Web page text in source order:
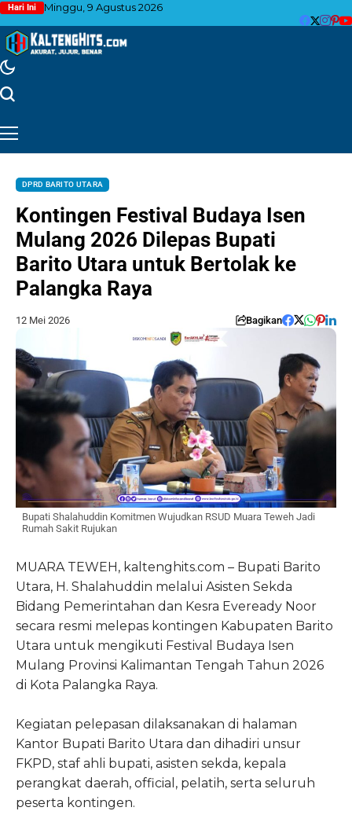
Hari Ini Minggu, 9 Agustus 2026
DPRD BARITO UTARA
Kontingen Festival Budaya Isen
Mulang 2026 Dilepas Bupati
Barito Utara untuk Bertolak ke
Palangka Raya
12 Mei 2026 Bagikan
Bupati Shalahuddin Komitmen Wujudkan RSUD Muara Teweh Jadi
Rumah Sakit Rujukan
MUARA TEWEH, kaltenghits.com – Bupati Barito
Utara, H. Shalahuddin melalui Asisten Sekda
Bidang Pemerintahan dan Kesra Eveready Noor
secara resmi melepas kontingen Kabupaten Barito
Utara untuk mengikuti Festival Budaya Isen
Mulang Provinsi Kalimantan Tengah Tahun 2026
di Kota Palangka Raya.
Kegiatan pelepasan dilaksanakan di halaman
Kantor Bupati Barito Utara dan dihadiri unsur
FKPD, staf ahli bupati, asisten sekda, kepala
perangkat daerah, official, pelatih, serta seluruh
peserta kontingen.